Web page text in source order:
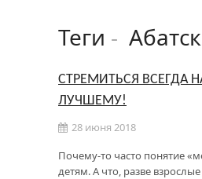
Теги -
СТРЕМИТЬСЯ ВСЕГДА
ЛУЧШЕМУ!
28 июня 2018
Почему-то часто понятие
детям. А что, разве